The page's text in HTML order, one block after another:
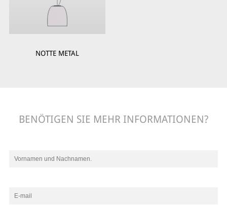
NOTTE METAL
BENÖTIGEN SIE MEHR INFORMATIONEN?